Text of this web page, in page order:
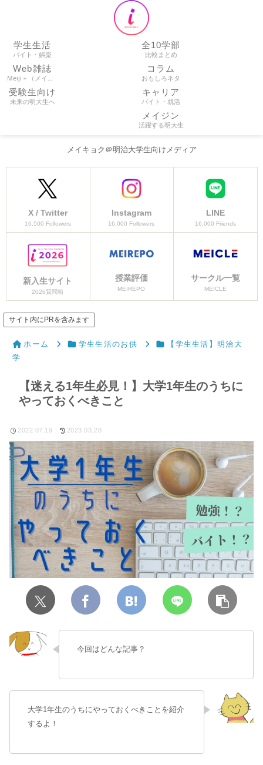
学生生活
バイト・娯楽
全10学部
比較まとめ
Web雑誌
Meiji＋（メイプラ）
コラム
おもしろネタ
受験生向け
未来の明大生へ
キャリア
バイト・就活
メイジン
活躍する明大生
メイキョク＠明治大学生向けメディア
X / Twitter
16,500 Followers
Instagram
16,000 Followers
LINE
16,000 Friends
新入生サイト
2026質問箱
授業評価
MEIREPO
サークル一覧
MEICLE
サイト内にPRを含みます
ホーム 学生生活のお供
【学生生活】明治大
学
【迷える1年生必見！】大学1年生のうちに
やっておくべきこと
2022.07.19 2023.03.28
今回はどんな記事？
大学1年生のうちにやっておくべきことを紹介
するよ！